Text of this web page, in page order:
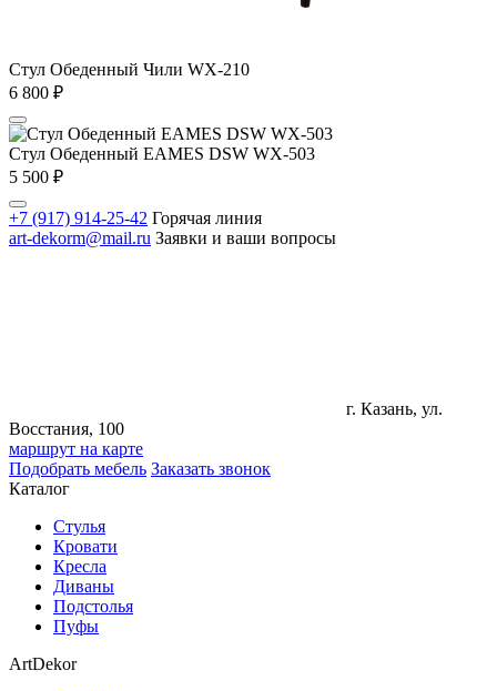
Стул Обеденный Чили WX-210
6 800 ₽
Стул Обеденный EAMES DSW WX-503
5 500 ₽
+7 (917) 914-25-42 Горячая линия
art-dekorm@mail.ru Заявки и ваши вопросы
г. Казань, ул.
Восстания, 100
маршрут на карте
Подобрать мебель Заказать звонок
Каталог
Стулья
Кровати
Кресла
Диваны
Подстолья
Пуфы
ArtDekor